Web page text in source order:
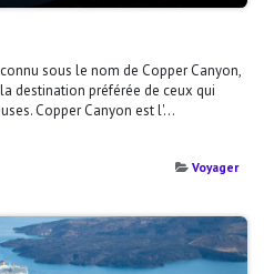
sous le nom de Copper Canyon,
destination préférée de ceux qui
Copper Canyon est l'...
Voyager